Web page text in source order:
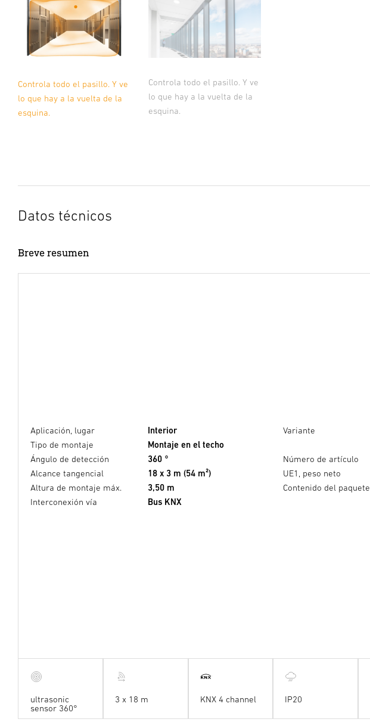
Controla todo el pasillo. Y ve
lo que hay a la vuelta de la
esquina.
Controla todo el pasillo. Y ve
lo que hay a la vuelta de la
esquina.
Datos técnicos
Breve resumen
Aplicación, lugar
Interior
Tipo de montaje
Montaje en el techo
Ángulo de detección
360 °
Alcance tangencial
18 x 3 m (54 m²)
Altura de montaje máx.
3,50 m
Interconexión vía
Bus KNX
Variante
Número de artículo
UE1, peso neto
Contenido del paquete
ultrasonic
sensor 360°
3 x 18 m KNX 4 channel IP20